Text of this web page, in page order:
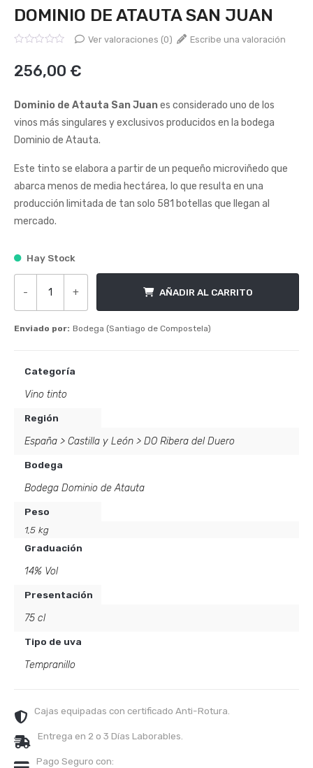
DOMINIO DE ATAUTA SAN JUAN
0
de
Ver valoraciones (0) Escribe una valoración
256,00 €
Dominio de Atauta San Juanes considerado uno de los
vinos más singulares y exclusivos producidos en la bodega
Dominio de Atauta.
Este tinto se elabora a partir de un pequeño microviñedo que
abarca menos de media hectárea, lo que resulta en una
producción limitada de tan solo 581 botellas que llegan al
mercado.
Hay Stock
-
Dominio de Atauta San Juan cantidad
+ AÑADIR AL CARRITO
Enviado por: Bodega (Santiago de Compostela)
Categoría
Vino tinto
Región
España > Castilla y León > DO Ribera del Duero
Bodega
Bodega Dominio de Atauta
Peso
1,5 kg
Graduación
14% Vol
Presentación
75 cl
Tipo de uva
Tempranillo
Cajas equipadas con certificado Anti-Rotura.
Entrega en 2 o 3 Días Laborables.
Pago Seguro con: